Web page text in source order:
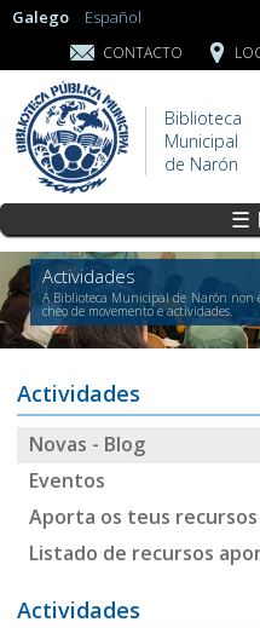
Galego Español
CONTACTO
Biblioteca
Municipal
de Narón
☰
Actividades
A Biblioteca Municipal de Narón non
cheo de movemento e actividades.
Actividades
Novas - Blog
Eventos
Aporta os teus recursos
Listado de recursos
Actividades